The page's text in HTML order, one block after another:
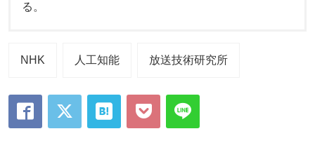
る。
NHK 人工知能 放送技術研究所